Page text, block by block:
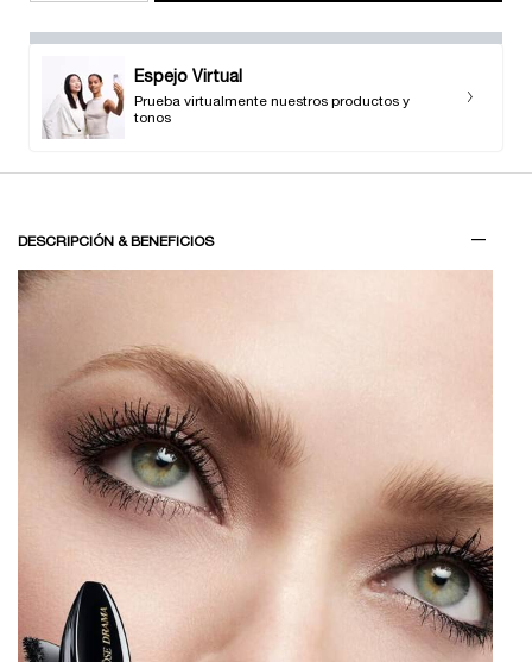
Espejo Virtual
Prueba virtualmente nuestros productos y
tonos
DESCRIPCIÓN & BENEFICIOS